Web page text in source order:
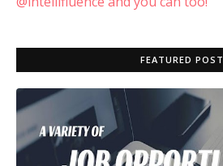
FEATURED POST